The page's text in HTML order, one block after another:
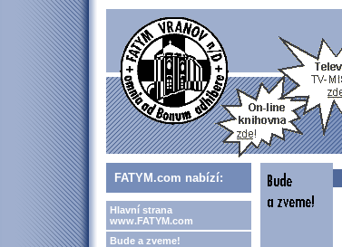
FATYM.com nabízí:
Hlavní strana
www.FATYM.com
Bude a zveme!